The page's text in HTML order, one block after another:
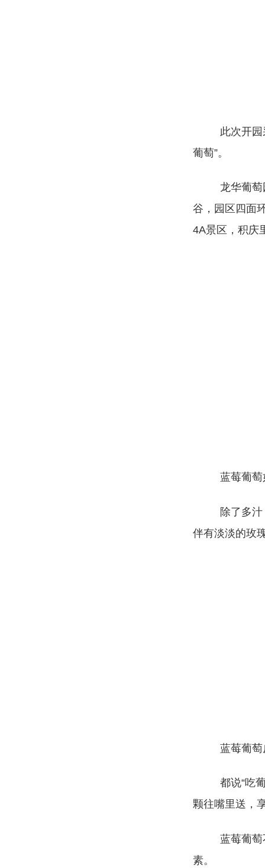
此次开
葡萄”。
龙华葡
谷，园区四面
4A景区，积庆
蓝莓葡
除了多
伴有淡淡的玫
蓝莓葡
都说“吃
颗往嘴里送，
蓝莓葡
素。